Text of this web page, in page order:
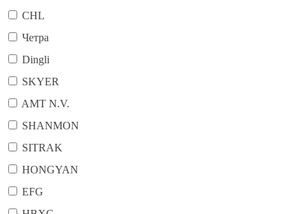
CHL
Четра
Dingli
SKYER
AMT N.V.
SHANMON
SITRAK
HONGYAN
EFG